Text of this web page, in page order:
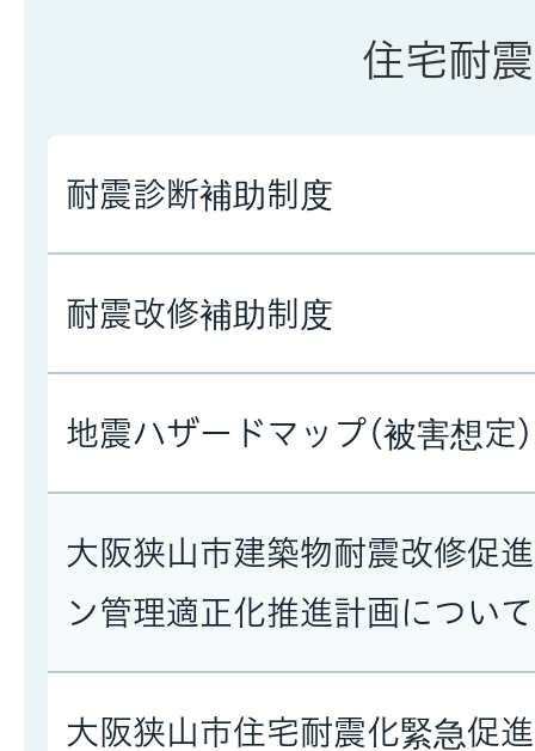
住宅耐震
耐震診断補助制度
耐震改修補助制度
地震ハザードマップ(被害想定)
大阪狭山市建築物耐震改修促
ン管理適正化推進計画について
大阪狭山市住宅耐震化緊急促